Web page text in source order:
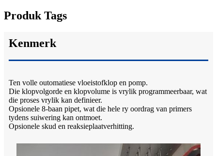
Produk Tags
Kenmerk
Ten volle outomatiese vloeistofklop en pomp.
Die klopvolgorde en klopvolume is vrylik programmeerbaar, wat
die proses vrylik kan definieer.
Opsionele 8-baan pipet, wat die hele ry oordrag van primers
tydens suiwering kan ontmoet.
Opsionele skud en reaksieplaatverhitting.